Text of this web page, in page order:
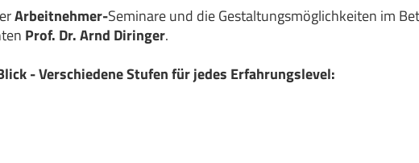
Arbeitnehmer-Seminareund die Gestaltungsmöglichkeiten im
Prof. Dr. Arnd Diringer.
- Verschiedene Stufen für jedes Erfahrungslevel: